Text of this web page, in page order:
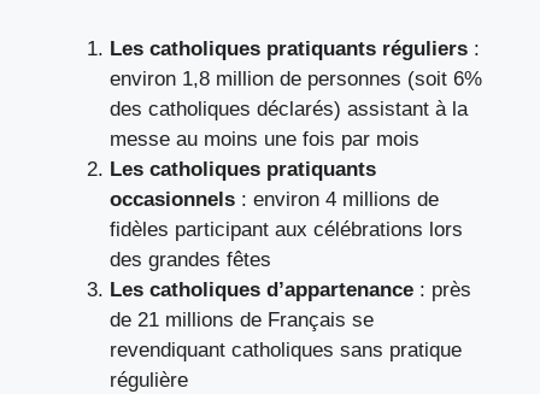
Les catholiques pratiquants réguliers :
environ 1,8 million de personnes (soit 6%
des catholiques déclarés) assistant à la
messe au moins une fois par mois
Les catholiques pratiquants
occasionnels : environ 4 millions de
fidèles participant aux célébrations lors
des grandes fêtes
Les catholiques d’appartenance : près
de 21 millions de Français se
revendiquant catholiques sans pratique
régulière